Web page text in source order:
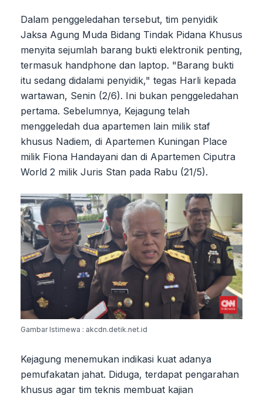
Dalam penggeledahan tersebut, tim penyidik
Jaksa Agung Muda Bidang Tindak Pidana Khusus
menyita sejumlah barang bukti elektronik penting,
termasuk handphone dan laptop. "Barang bukti
itu sedang didalami penyidik," tegas Harli kepada
wartawan, Senin (2/6). Ini bukan penggeledahan
pertama. Sebelumnya, Kejagung telah
menggeledah dua apartemen lain milik staf
khusus Nadiem, di Apartemen Kuningan Place
milik Fiona Handayani dan di Apartemen Ciputra
World 2 milik Juris Stan pada Rabu (21/5).
Gambar Istimewa : akcdn.detik.net.id
Kejagung menemukan indikasi kuat adanya
pemufakatan jahat. Diduga, terdapat pengarahan
khusus agar tim teknis membuat kajian